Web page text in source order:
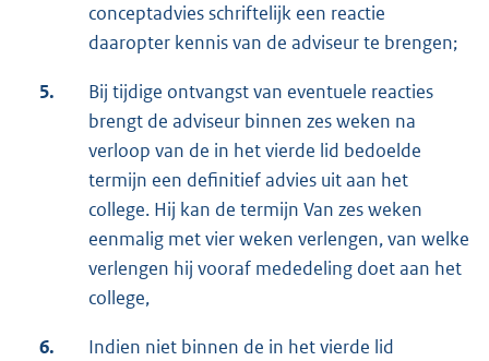
conceptadvies schriftelijk een reactie
daaropter kennis van de adviseur te brengen;
5.
Bij tijdige ontvangst van eventuele reacties
brengt de adviseur binnen zes weken na
verloop van de in het vierde lid bedoelde
termijn een definitief advies uit aan het
college. Hij kan de termijn Van zes weken
eenmalig met vier weken verlengen, van welke
verlengen hij vooraf mededeling doet aan het
college,
6.
Indien niet binnen de in het vierde lid